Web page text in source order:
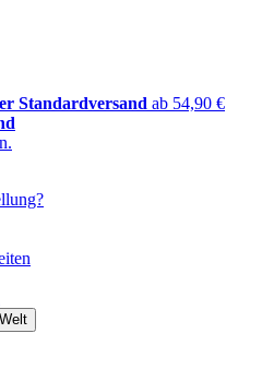
Standardversand ab 54,90 €